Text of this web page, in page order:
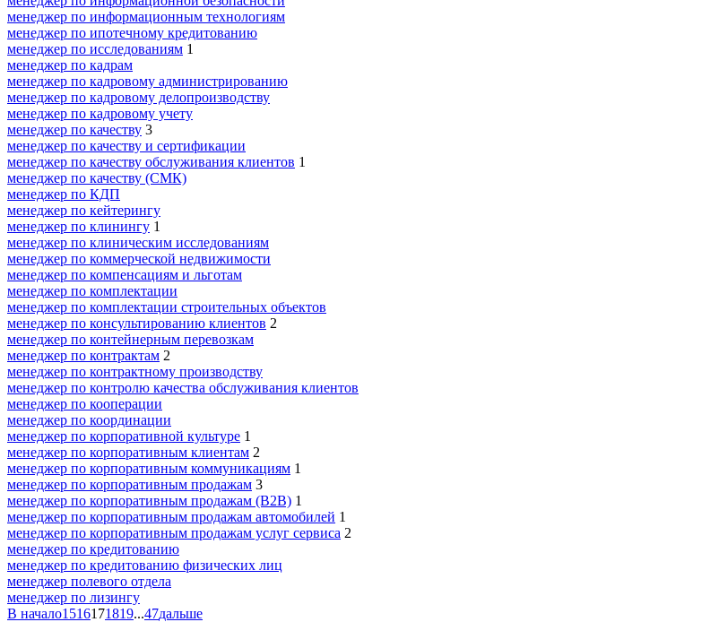
менеджер по информационным технологиям
менеджер по ипотечному кредитованию
менеджер по исследованиям 1
менеджер по кадрам
менеджер по кадровому администрированию
менеджер по кадровому делопроизводству
менеджер по кадровому учету
менеджер по качеству 3
менеджер по качеству и сертификации
менеджер по качеству обслуживания клиентов 1
менеджер по качеству (СМК)
менеджер по КДП
менеджер по кейтерингу
менеджер по клинингу 1
менеджер по клиническим исследованиям
менеджер по коммерческой недвижимости
менеджер по компенсациям и льготам
менеджер по комплектации
менеджер по комплектации строительных объектов
менеджер по консультированию клиентов 2
менеджер по контейнерным перевозкам
менеджер по контрактам 2
менеджер по контрактному производству
менеджер по контролю качества обслуживания клиентов
менеджер по кооперации
менеджер по координации
менеджер по корпоративной культуре 1
менеджер по корпоративным клиентам 2
менеджер по корпоративным коммуникациям 1
менеджер по корпоративным продажам 3
менеджер по корпоративным продажам (B2B) 1
менеджер по корпоративным продажам автомобилей 1
менеджер по корпоративным продажам услуг сервиса 2
менеджер по кредитованию
менеджер по кредитованию физических лиц
менеджер полевого отдела
менеджер по лизингу
В начало1516171819...47дальше